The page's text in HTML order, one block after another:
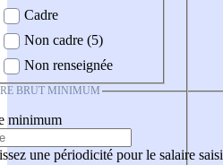
Cadre
Non cadre (5)
Non renseignée
BRUT MINIMUM
minimum
une périodicité pour le salaire saisi